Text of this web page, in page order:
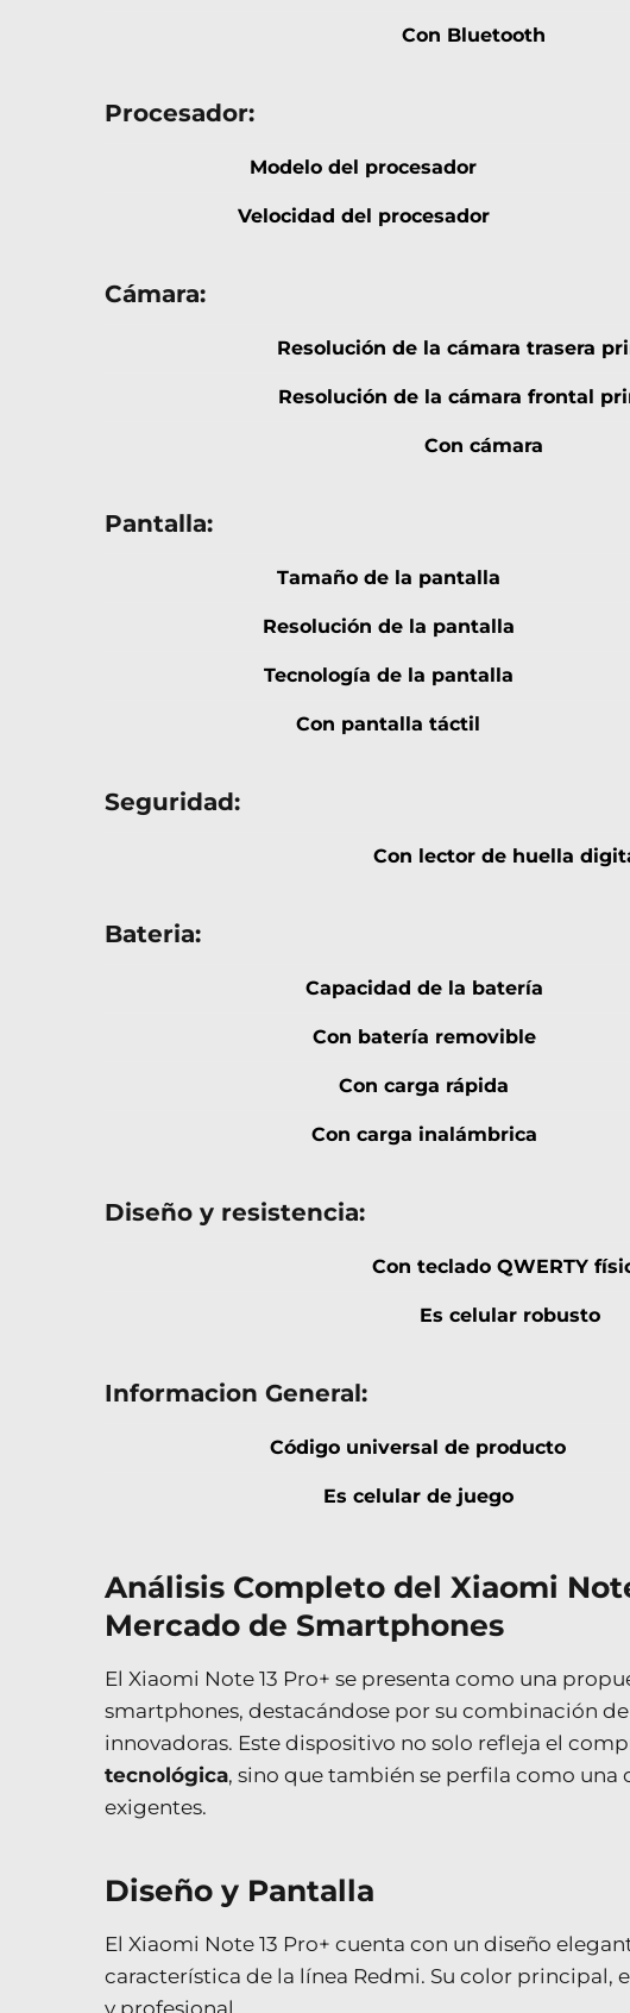
Con Bluetooth
Procesador:
Modelo del procesador
Velocidad del procesador
Cámara:
Resolución de la cámara trasera
Resolución de la cámara frontal
Con cámara
Pantalla:
Tamaño de la pantalla
Resolución de la pantalla
Tecnología de la pantalla
Con pantalla táctil
Seguridad:
Con lector de huella
Bateria:
Capacidad de la batería
Con batería removible
Con carga rápida
Con carga inalámbrica
Diseño y resistencia:
Con teclado QWERTY
Es celular robusto
Informacion General:
Código universal de producto
Es celular de juego
Análisis Completo del Xiaomi
Mercado de Smartphones
El Xiaomi Note 13 Pro+ se presenta como una
smartphones, destacándose por su combinación de
innovadoras. Este dispositivo no solo refleja el
tecnológica, sino que también se perfila como una
exigentes.
Diseño y Pantalla
El Xiaomi Note 13 Pro+ cuenta con un diseño
característica de la línea Redmi. Su color principal,